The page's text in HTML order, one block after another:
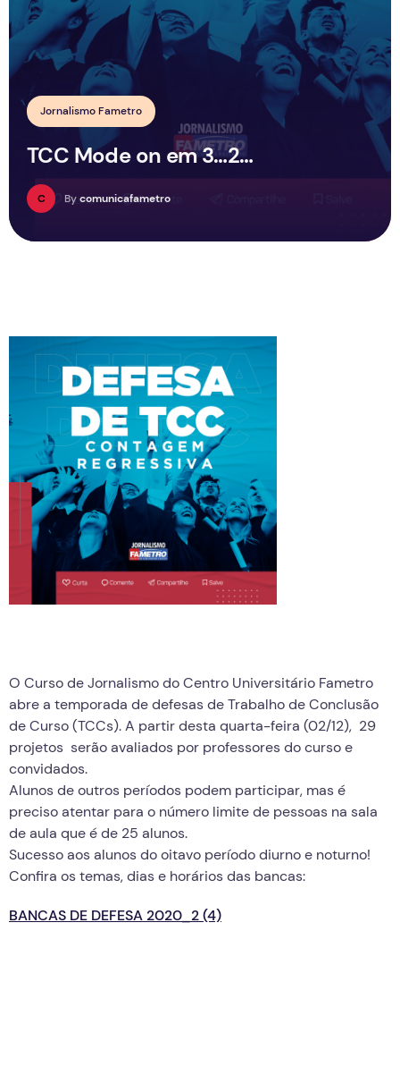
Jornalismo Fametro
TCC Mode on em 3…2…
C Bycomunicafametro
O Curso de Jornalismo do Centro Universitário Fametro
abre a temporada de defesas de Trabalho de Conclusão
de Curso (TCCs). A partir desta quarta-feira (02/12), 29
projetos serão avaliados por professores do curso e
convidados.
Alunos de outros períodos podem participar, mas é
preciso atentar para o número limite de pessoas na sala
de aula que é de 25 alunos.
Sucesso aos alunos do oitavo período diurno e noturno!
Confira os temas, dias e horários das bancas:
BANCAS DE DEFESA 2020_2 (4)